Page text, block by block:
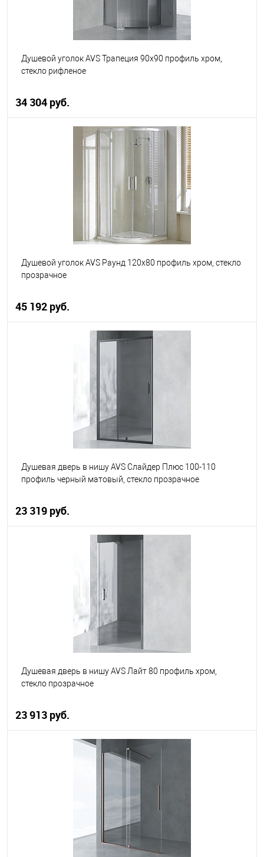
Душевой уголок AVS Трапеция 90x90 профиль хром,
стекло рифленое
34 304 руб.
В корзину
В наличии
Душевой уголок AVS Раунд 120x80 профиль хром, стекло
прозрачное
45 192 руб.
В корзину
Душевая дверь в нишу AVS Слайдер Плюс 100-110
профиль черный матовый, стекло прозрачное
23 319 руб.
В корзину
В наличии
Душевая дверь в нишу AVS Лайт 80 профиль хром,
стекло прозрачное
23 913 руб.
В корзину